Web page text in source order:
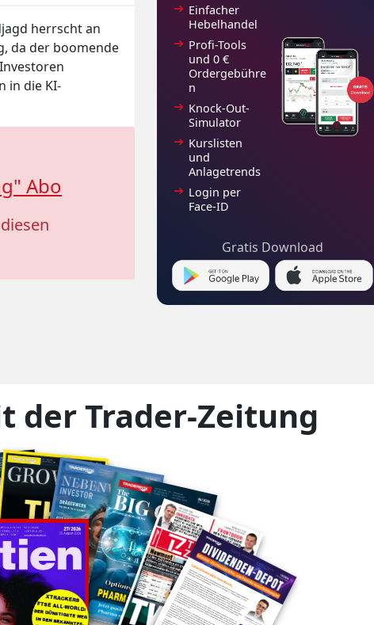
herrscht an
da der boomende
in die KI-
Abo
Einfacher
Hebelhandel
Profi-Tools
und 0 €
Ordergebühre
n
Knock-Out-
Simulator
Kurslisten
und
Anlagetrends
Login per
Face-ID
Gratis Download
der Trader-Zeitung